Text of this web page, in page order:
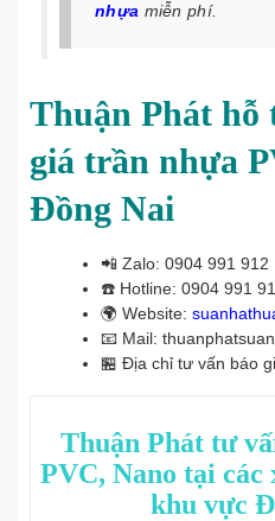
nhựa miễn phí.
Thuận Phát hỗ
giá trần nhựa
Đồng Nai
📲 Zalo: 0904 991 912
☎️ Hotline: 0904 991
🌍 Website:
📧 Mail:
🏪 Địa chỉ tư vấn báo
Thuận Phát tư
PVC, Nano tại các
khu vực